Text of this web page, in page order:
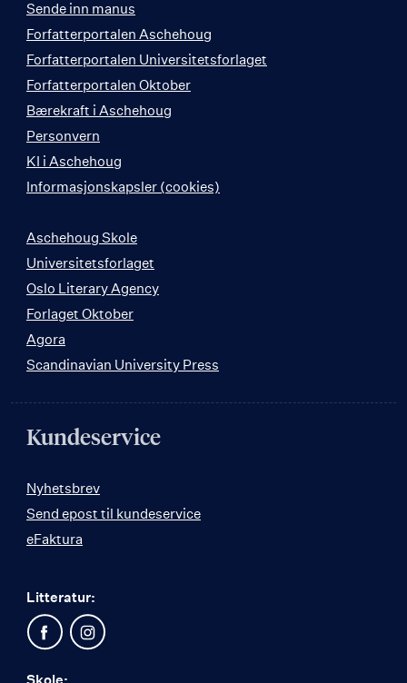
Sende inn manus
Forfatterportalen Aschehoug
Forfatterportalen Universitetsforlaget
Forfatterportalen Oktober
Bærekraft i Aschehoug
Personvern
KI i Aschehoug
Informasjonskapsler (cookies)
Aschehoug Skole
Universitetsforlaget
Oslo Literary Agency
Forlaget Oktober
Agora
Scandinavian University Press
Kundeservice
Nyhetsbrev
Send epost til kundeservice
eFaktura
Litteratur:
Skole: